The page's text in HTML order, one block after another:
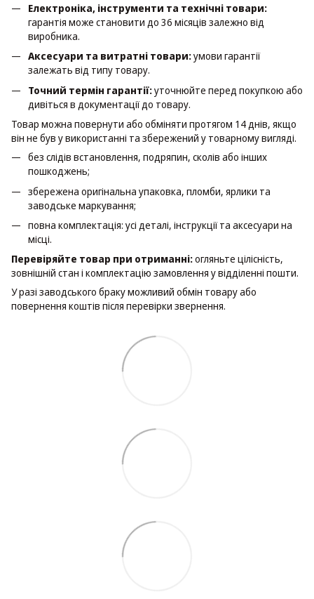
Електроніка, інструменти та технічні товари:
гарантія може становити до 36 місяців залежно від
виробника.
Аксесуари та витратні товари:умови гарантії
залежать від типу товару.
Точний термін гарантії:уточнюйте перед покупкою або
дивіться в документації до товару.
Товар можна повернути або обміняти протягом 14 днів, якщо
він не був у використанні та збережений у товарному вигляді.
без слідів встановлення, подряпин, сколів або інших
пошкоджень;
збережена оригінальна упаковка, пломби, ярлики та
заводське маркування;
повна комплектація: усі деталі, інструкції та аксесуари на
місці.
Перевіряйте товар при отриманні:огляньте цілісність,
зовнішній стан і комплектацію замовлення у відділенні пошти.
У разі заводського браку можливий обмін товару або
повернення коштів після перевірки звернення.